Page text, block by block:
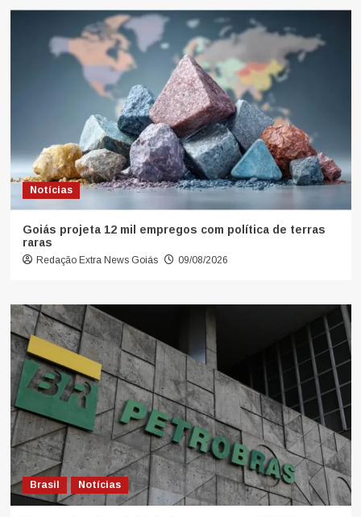
Notícias
Goiás projeta 12 mil empregos com política de terras
raras
Redação Extra News Goiás 09/08/2026
Brasil Notícias